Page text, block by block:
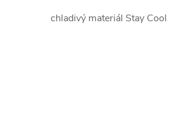
chladivý materiál Stay Cool